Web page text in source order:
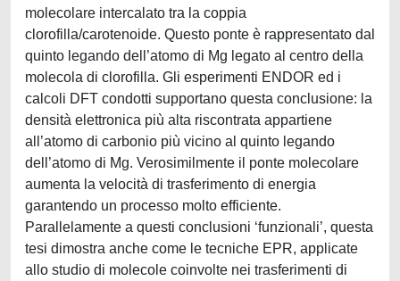
molecolare intercalato tra la coppia
clorofilla/carotenoide. Questo ponte è rappresentato dal
quinto legando dell’atomo di Mg legato al centro della
molecola di clorofilla. Gli esperimenti ENDOR ed i
calcoli DFT condotti supportano questa conclusione: la
densità elettronica più alta riscontrata appartiene
all’atomo di carbonio più vicino al quinto legando
dell’atomo di Mg. Verosimilmente il ponte molecolare
aumenta la velocità di trasferimento di energia
garantendo un processo molto efficiente.
Parallelamente a questi conclusioni ‘funzionali’, questa
tesi dimostra anche come le tecniche EPR, applicate
allo studio di molecole coinvolte nei trasferimenti di